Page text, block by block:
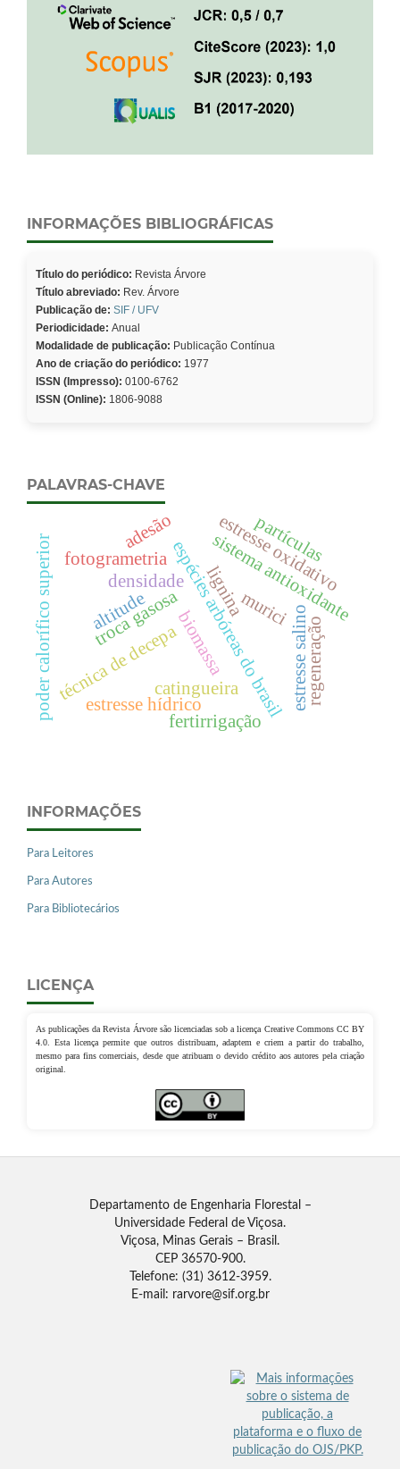
INFORMAÇÕES BIBLIOGRÁFICAS
Título do periódico: Revista Árvore
Título abreviado: Rev. Árvore
Publicação de: SIF / UFV
Periodicidade: Anual
Modalidade de publicação: Publicação Contínua
Ano de criação do periódico: 1977
ISSN (Impresso): 0100-6762
ISSN (Online): 1806-9088
PALAVRAS-CHAVE
biomassa
densidade sistema antioxidante
troca gasosaespécies arbóreas do brasil
técnica de decepa
lignina
poder calorífico superior estresse salino
catingueira
estresse hídrico
altitude
fotogrametria estresse oxidativo
fertirrigação
murici
adesão
regeneração
partículas
INFORMAÇÕES
Para Leitores
Para Autores
Para Bibliotecários
LICENÇA
As publicações da Revista Árvore são licenciadas sob a licença Creative Commons CC BY
4.0. Esta licença permite que outros distribuam, adaptem e criem a partir do trabalho,
mesmo para fins comerciais, desde que atribuam o devido crédito aos autores pela criação
original.
Departamento de Engenharia Florestal –
Universidade Federal de Viçosa.
Viçosa, Minas Gerais – Brasil.
CEP 36570-900.
Telefone: (31) 3612-3959.
E-mail: rarvore@sif.org.br